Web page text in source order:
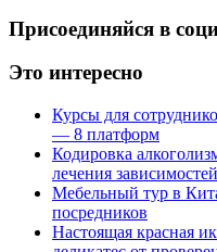
Присоединяйся в
Это интересно
Курсы для
— 8 платформ
Кодировка
лечения зависимостей
Мебельный тур в
посредников
Настоящая красная